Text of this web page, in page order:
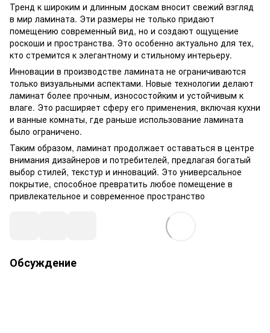
Тренд к широким и длинным доскам вносит свежий взгляд
в мир ламината. Эти размеры не только придают
помещению современный вид, но и создают ощущение
роскоши и пространства. Это особенно актуально для тех,
кто стремится к элегантному и стильному интерьеру.
Инновации в производстве ламината не ограничиваются
только визуальными аспектами. Новые технологии делают
ламинат более прочным, износостойким и устойчивым к
влаге. Это расширяет сферу его применения, включая кухни
и ванные комнаты, где раньше использование ламината
было ограничено.
Таким образом, ламинат продолжает оставаться в центре
внимания дизайнеров и потребителей, предлагая богатый
выбор стилей, текстур и инноваций. Это универсальное
покрытие, способное превратить любое помещение в
привлекательное и современное пространство
Обсуждение